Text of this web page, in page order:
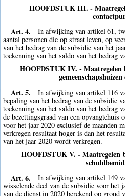
HOOFDSTUK III. -
Art. 4.
In afwijking van artikel 61,
aantal personen die op straat leven, op
van het bedrag van de subsidie van het
toekenning van het saldo van het bedrag
HOOFDSTUK IV. - Maatregelen
Art. 5.
In afwijking van artikel 116
bepaling van het bedrag van de subsidie
toekenning van het saldo van het bedrag
de bezettingsgraad van een opvangtehuis
voor het jaar 2020 exclusief de maanden
verkregen resultaat hoger is dan het
van het jaar 2020 wordt verkregen.
HOOFDSTUK V. - Maatregelen
Art. 6.
In afwijking van artikel 149
wisselende deel van de subsidie voor het
van de dienst in 2020 berekend op grond